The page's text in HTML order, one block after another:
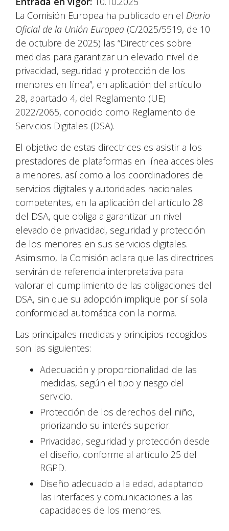
La Comisión Europea ha publicado en el Diario
Oficial de la Unión Europea (C/2025/5519, de 10
de octubre de 2025) las “Directrices sobre
medidas para garantizar un elevado nivel de
privacidad, seguridad y protección de los
menores en línea”, en aplicación del artículo
28, apartado 4, del Reglamento (UE)
2022/2065, conocido como Reglamento de
Servicios Digitales (DSA).
El objetivo de estas directrices es asistir a los
prestadores de plataformas en línea accesibles
a menores, así como a los coordinadores de
servicios digitales y autoridades nacionales
competentes, en la aplicación del artículo 28
del DSA, que obliga a garantizar un nivel
elevado de privacidad, seguridad y protección
de los menores en sus servicios digitales.
Asimismo, la Comisión aclara que las directrices
servirán de referencia interpretativa para
valorar el cumplimiento de las obligaciones del
DSA, sin que su adopción implique por sí sola
conformidad automática con la norma.
Las principales medidas y principios recogidos
son las siguientes:
Adecuación y proporcionalidad de las
medidas, según el tipo y riesgo del
servicio.
Protección de los derechos del niño,
priorizando su interés superior.
Privacidad, seguridad y protección desde
el diseño, conforme al artículo 25 del
RGPD.
Diseño adecuado a la edad, adaptando
las interfaces y comunicaciones a las
capacidades de los menores.